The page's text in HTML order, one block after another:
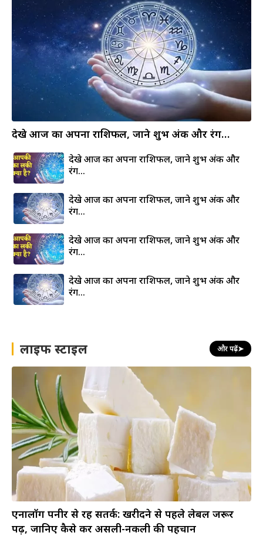
देखे आज का अपना राशिफल, जाने शुभ अंक और रंग…
देखे आज का अपना राशिफल, जाने शुभ अंक और
रंग…
देखे आज का अपना राशिफल, जाने शुभ अंक और
रंग…
देखे आज का अपना राशिफल, जाने शुभ अंक और
रंग…
देखे आज का अपना राशिफल, जाने शुभ अंक और
रंग…
लाइफ स्टाइल और पढ़ें➤
एनालॉग पनीर से रहें सतर्क: खरीदने से पहले लेबल जरूर
पढ़ें, जानिए कैसे करें असली-नकली की पहचान